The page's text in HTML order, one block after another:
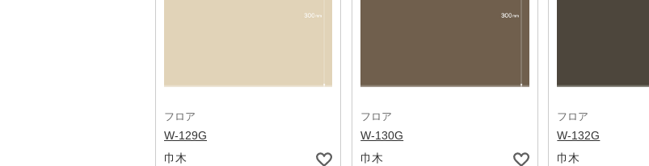
フロア
W-129G
巾木
フロア
W-130G
巾木
フロア
W-132G
巾木